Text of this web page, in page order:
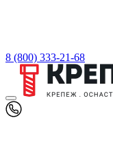
8 (800) 333-21-68